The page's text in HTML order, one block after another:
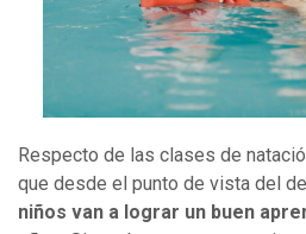
Respecto de las clases de
que desde el punto de vista del
niños van a lograr un buen